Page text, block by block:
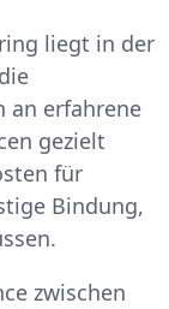
liegt in der
an erfahrene
gezielt
für
Bindung,
zwischen